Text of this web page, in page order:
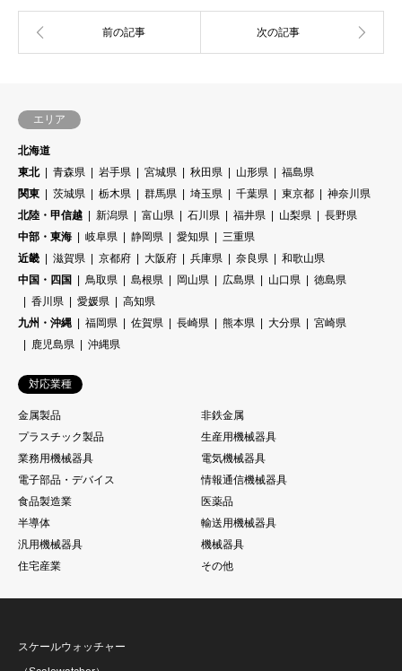
エリア
北海道
東北
青森県 岩手県 宮城県 秋田県 山形県
福島県
関東
茨城県 栃木県 群馬県 埼玉県 千葉県 東京都
神奈川県
北陸・甲信越
新潟県 富山県 石川県 福井県 山梨県
長野県
中部・東海
岐阜県 静岡県 愛知県
三重県
近畿
滋賀県 京都府 大阪府 兵庫県 奈良県
和歌山県
中国・四国
鳥取県 島根県 岡山県 広島県 山口県
徳島県
香川県
愛媛県
高知県
九州・沖縄
福岡県 佐賀県 長崎県 熊本県 大分県
宮崎県
鹿児島県
沖縄県
対応業種
金属製品
非鉄金属
プラスチック製品
生産用機械器具
業務用機械器具
電気機械器具
電子部品・デバイス
情報通信機械器具
食品製造業
医薬品
半導体
輸送用機械器具
汎用機械器具
機械器具
住宅産業
その他
スケールウォッチャー